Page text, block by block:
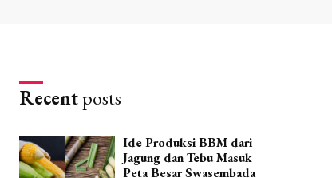
Recentposts
Ide Produksi BBM dari
Jagung dan Tebu Masuk
Peta Besar Swasembada